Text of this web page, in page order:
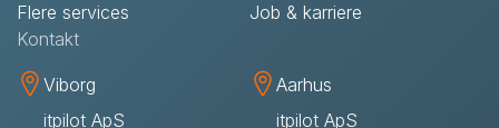
Flere services
Job & karriere
Kontakt
Viborg
itpilot ApS
Aarhus
itpilot ApS